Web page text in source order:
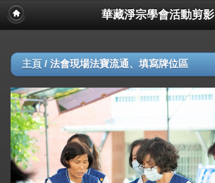
華藏淨宗學會活動剪影
主頁 / 法會現場法寶流通、填寫牌位區